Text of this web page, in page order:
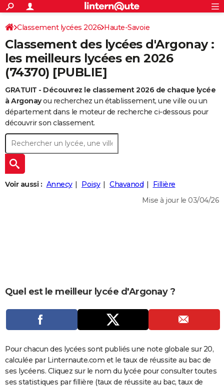
ACTUALITÉS
Politique
Société
Faits Divers
Education
Monde
Villes
+
SPORT
Coupe du monde 2026
Football
Tennis
Cyclisme
Rugby
Forum
CULTURE
Programme TV
TNT
Streaming
Cinéma
Sorties cinéma
Musique
+
FINANCE
Retraite
Impôts
Epargne
Immobilier
Risques naturels par ville
Banque
Assurance
Crédit
AUTO
Essais
Réserver un essai
Citadines
Berlines
SUV
Forum auto
+
HIGH-TECH
BRICOLAGE
Forum
Aménagement intérieur
Extérieur
Cuisine
Salle de bains
Jardinage
Rangement
+WEEK-END
Guides de France
Escapades
Patrimoine
Expositions
Musées
Week-end nature
+
LIFESTYLE
CARTE DE VOEUX
Carte de Noël
Carte Bonne année
Carte Saint-Valentin
Carte Pâques
Carte d'anniversaire
DICTIONNAIRE
COPAINS D'AVANT
S'inscrire
Se connecter
Lycées
Collèges
Primaires
Universités
Entreprises
Service militaire
Avis de recherche
AVIS DE DÉCÈS
S'inscrire
Connexion
Classement lycées 2026 Haute-Savoie
Classement des lycées d'Argonay :
les meilleurs lycées en 2026
(74370) [PUBLIE]
GRATUIT - Découvrez le classement 2026 de chaque lycée
à Argonayou recherchez un établissement, une ville ou un
département dans le moteur de recherche ci-dessous pour
découvrir son classement.
Voir aussi : Annecy Poisy Chavanod
Fillière
Mise à jour le 03/04/26
Quel est le meilleur lycée d'Argonay ?
Pour chacun des lycées sont publiés une note globale sur 20,
calculée par Linternaute.com et le taux de réussite au bac de
ses lycéens. Cliquez sur le nom du lycée pour consulter toutes
ses statistiques par fillière (taux de réussite au bac, taux de